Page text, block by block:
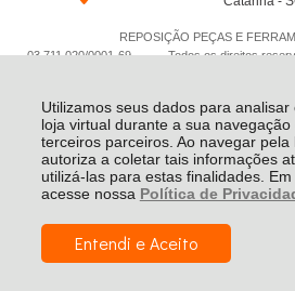
Utilizamos seus dados para
loja virtual durante a sua
terceiros parceiros. Ao navegar
autoriza a coletar tais informações
utilizá-las para estas finalidades. Em
acesse nossa Política de
Entendi e Aceito
REPOSIÇÃO PEÇAS E
03.711.020/0001-­69 - Todos os direitos